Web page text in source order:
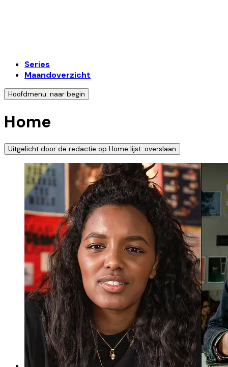
Series
Maandoverzicht
Hoofdmenu: naar begin
Home
Uitgelicht door de redactie op Home lijst: overslaan